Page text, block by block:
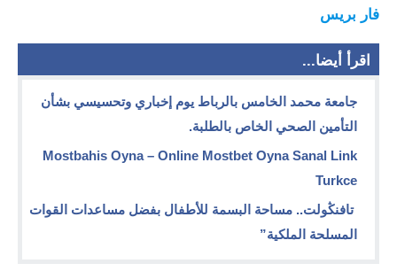
فار بريس
اقرأ أيضا...
جامعة محمد الخامس بالرباط يوم إخباري وتحسيسي بشأن
التأمين الصحي الخاص بالطلبة.
Mostbahis Oyna – Online Mostbet Oyna Sanal Link
Turkce
تافنڭولت.. مساحة البسمة للأطفال بفضل مساعدات القوات
المسلحة الملكية”